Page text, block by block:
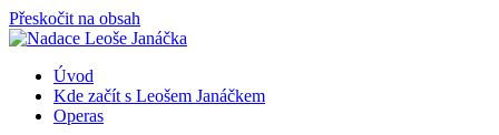
Přeskočit na obsah
Úvod
Kde začít s Leošem Janáčkem
Operas